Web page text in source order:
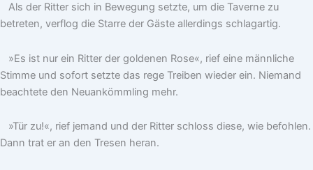
Als der Ritter sich in Bewegung setzte, um die Taverne zu
betreten, verflog die Starre der Gäste allerdings schlagartig.
»Es ist nur ein Ritter der goldenen Rose«, rief eine männliche
Stimme und sofort setzte das rege Treiben wieder ein. Niemand
beachtete den Neuankömmling mehr.
»Tür zu!«, rief jemand und der Ritter schloss diese, wie befohlen.
Dann trat er an den Tresen heran.